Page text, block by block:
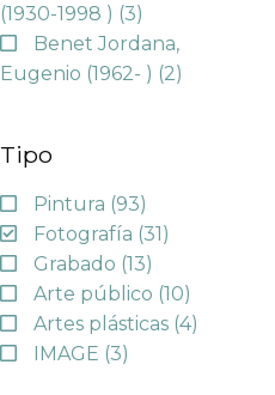
(1930-1998 ) (3)
Benet Jordana,
Eugenio (1962- ) (2)
Tipo
Pintura (93)
Fotografía (31)
Grabado (13)
Arte público (10)
Artes plásticas (4)
IMAGE (3)